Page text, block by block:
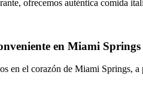
ofrecemos auténtica comida
en Miami Springs
en el corazón de Miami Springs,